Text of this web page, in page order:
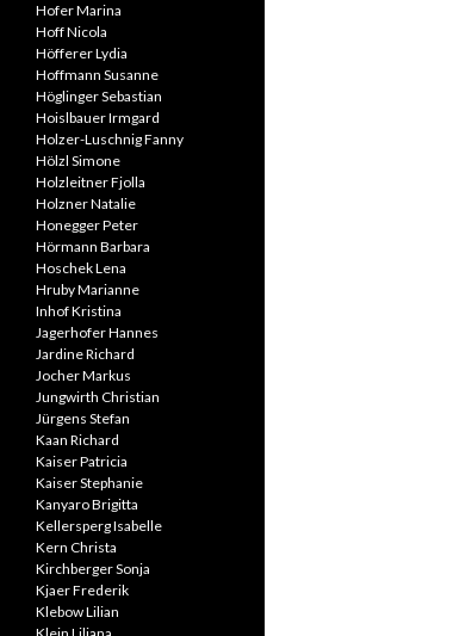
Hofer Marina
Hoff Nicola
Höfferer Lydia
Hoffmann Susanne
Höglinger Sebastian
Hoislbauer Irmgard
Holzer-Luschnig Fanny
Hölzl Simone
Holzleitner Fjolla
Holzner Natalie
Honegger Peter
Hörmann Barbara
Hoschek Lena
Hruby Marianne
Inhof Kristina
Jagerhofer Hannes
Jardine Richard
Jocher Markus
Jungwirth Christian
Jürgens Stefan
Kaan Richard
Kaiser Patricia
Kaiser Stephanie
Kanyaro Brigitta
Kellersperg Isabelle
Kern Christa
Kirchberger Sonja
Kjaer Frederik
Klebow Lilian